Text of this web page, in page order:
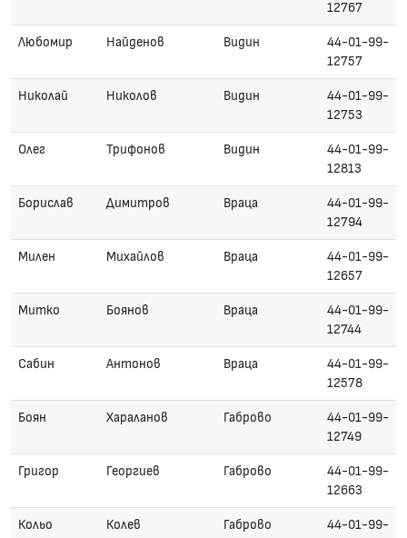
12767
Любомир Найденов Видин
44-01-99-
12757
Николай Николов Видин
44-01-99-
12753
Олег Трифонов Видин
44-01-99-
12813
Борислав Димитров Враца
44-01-99-
12794
Милен Михайлов Враца
44-01-99-
12657
Митко Боянов Враца
44-01-99-
12744
Сабин Антонов Враца
44-01-99-
12578
Боян Хараланов Габрово
44-01-99-
12749
Григор Георгиев Габрово
44-01-99-
12663
Кольо Колев Габрово
44-01-99-